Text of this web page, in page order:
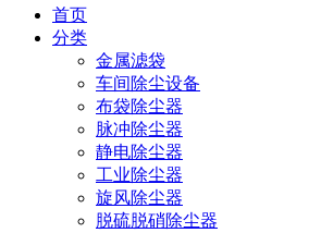
首页
分类
金属滤袋
车间除尘设备
布袋除尘器
脉冲除尘器
静电除尘器
工业除尘器
旋风除尘器
脱硫脱硝除尘器